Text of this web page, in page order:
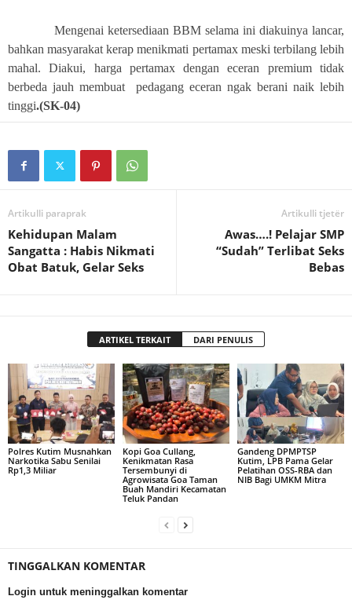
Mengenai ketersediaan BBM selama ini diakuinya lancar,
bahkan masyarakat kerap menikmati pertamax meski terbilang lebih
mahal. Diakui, harga pertamax dengan eceran premium tidak
berbeda jauh membuat pedagang eceran ngak berani naik lebih
tinggi.(SK-04)
Artikulli paraprak
Kehidupan Malam
Sangatta : Habis Nikmati
Obat Batuk, Gelar Seks
Artikulli tjetër
Awas….! Pelajar SMP
“Sudah” Terlibat Seks
Bebas
ARTIKEL TERKAIT DARI PENULIS
Polres Kutim Musnahkan
Narkotika Sabu Senilai
Rp1,3 Miliar
Kopi Goa Cullang,
Kenikmatan Rasa
Tersembunyi di
Agrowisata Goa Taman
Buah Mandiri Kecamatan
Teluk Pandan
Gandeng DPMPTSP
Kutim, LPB Pama Gelar
Pelatihan OSS-RBA dan
NIB Bagi UMKM Mitra
TINGGALKAN KOMENTAR
Login untuk meninggalkan komentar